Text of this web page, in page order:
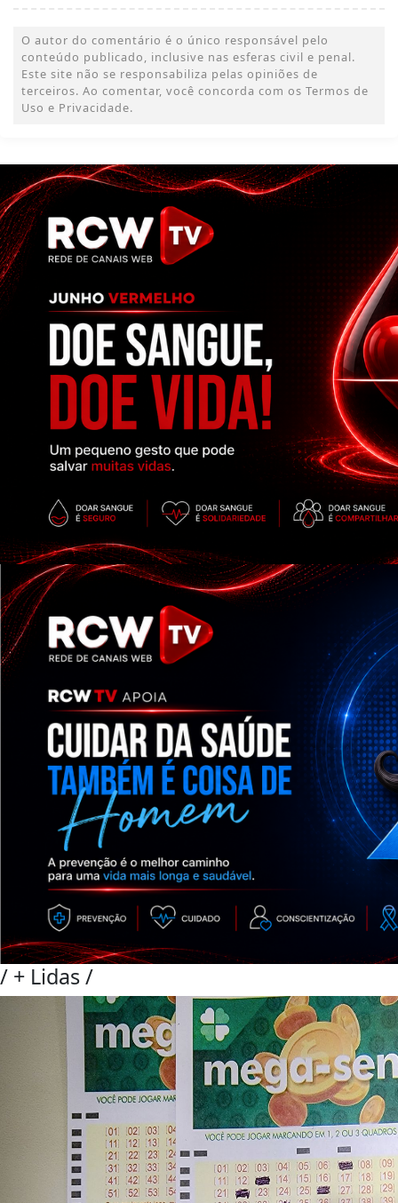
O autor do comentário é o único responsável pelo
conteúdo publicado, inclusive nas esferas civil e penal.
Este site não se responsabiliza pelas opiniões de
terceiros. Ao comentar, você concorda com os Termos de
Uso e Privacidade.
/ + Lidas/